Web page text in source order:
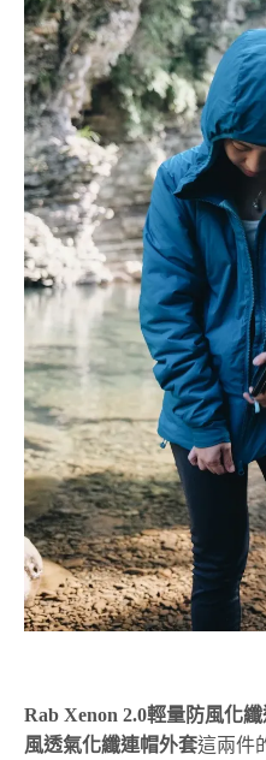
Rab Xenon 2.0輕量防風化
風透氣化纖連帽外套這兩件